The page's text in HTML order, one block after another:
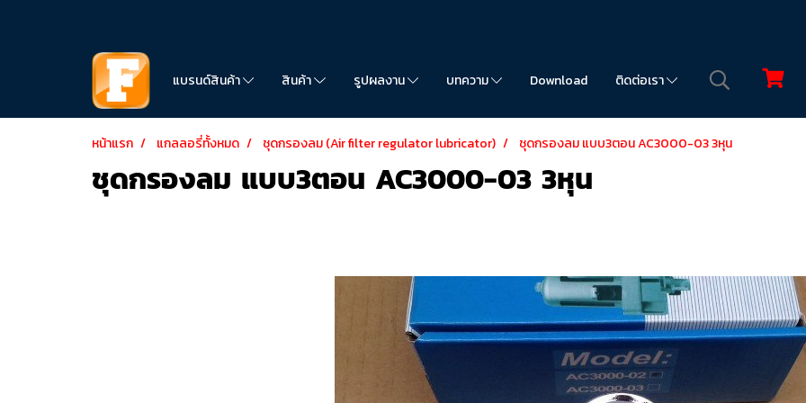
แบรนด์สินค้า สินค้า รูปผลงาน บทความ Download ติดต่อเรา
หน้าแรก แกลลอรี่ทั้งหมด ชุดกรองลม (Air filter regulator lubricator) ชุดกรองลม แบบ3ตอน AC3000-03 3หุน
ชุดกรองลม แบบ3ตอน AC3000-03 3หุน